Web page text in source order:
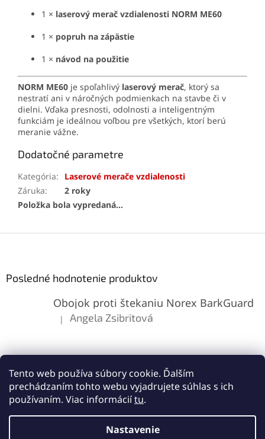
Tento web používa súbory cookie. Ďalším
prechádzaním tohto webu vyjadrujete súhlas s ich
používaním. Viac informáciítu.
Nastavenie
1 × laserový merač vzdialenosti NORM ME60
1 × popruh na zápästie
1 × návod na použitie
NORM ME60 je spoľahlivý laserový merač, ktorý sa
nestratí ani v náročných podmienkach na stavbe či v
dielni. Vďaka presnosti, odolnosti a inteligentným
funkciám je ideálnou voľbou pre všetkých, ktorí berú
meranie vážne.
Dodatočné parametre
Kategória:
Laserové merače vzdialenosti
Záruka:
2 roky
Položka bola vypredaná…
Posledné hodnotenie produktov
Obojok proti štekaniu Norex BarkGuard
Hodnotenie produktu je 5 z 5 hviezdičiek.
| Angela Zsibritová
Vytvoril Shoptet